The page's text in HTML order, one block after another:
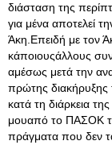
διάσταση της
για μένα αποτελεί
Άκη.Επειδή με τον
κάποιουςάλλους
αμέσως μετά την
πρώτης διακήρυξης
κατά τη διάρκεια
μουαπό το ΠΑΣΟΚ
πράγματα που δεν